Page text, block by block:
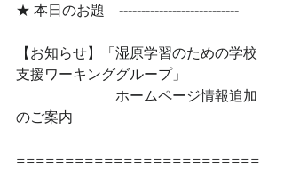
★ 本日のお題　---------------------------
【お知らせ】「湿原学習のための学校
支援ワーキンググループ」
ホームページ情報追加
のご案内
=========================